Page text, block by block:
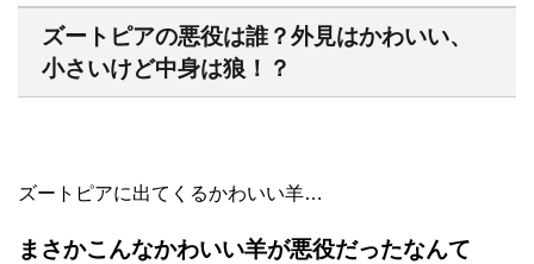
ズートピアの悪役は誰？外見はかわいい、
小さいけど中身は狼！？
ズートピアに出てくるかわいい羊…
まさかこんなかわいい羊が悪役だったなんて